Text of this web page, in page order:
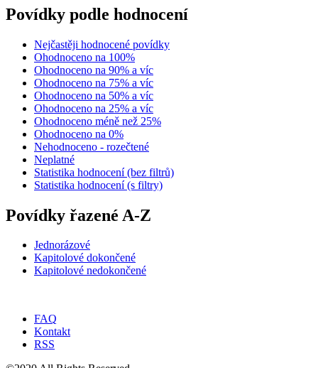
Povídky podle hodnocení
Nejčastěji hodnocené povídky
Ohodnoceno na 100%
Ohodnoceno na 90% a víc
Ohodnoceno na 75% a víc
Ohodnoceno na 50% a víc
Ohodnoceno na 25% a víc
Ohodnoceno méně než 25%
Ohodnoceno na 0%
Nehodnoceno - rozečtené
Neplatné
Statistika hodnocení (bez filtrů)
Statistika hodnocení (s filtry)
Povídky řazené A-Z
Jednorázové
Kapitolové dokončené
Kapitolové nedokončené
FAQ
Kontakt
RSS